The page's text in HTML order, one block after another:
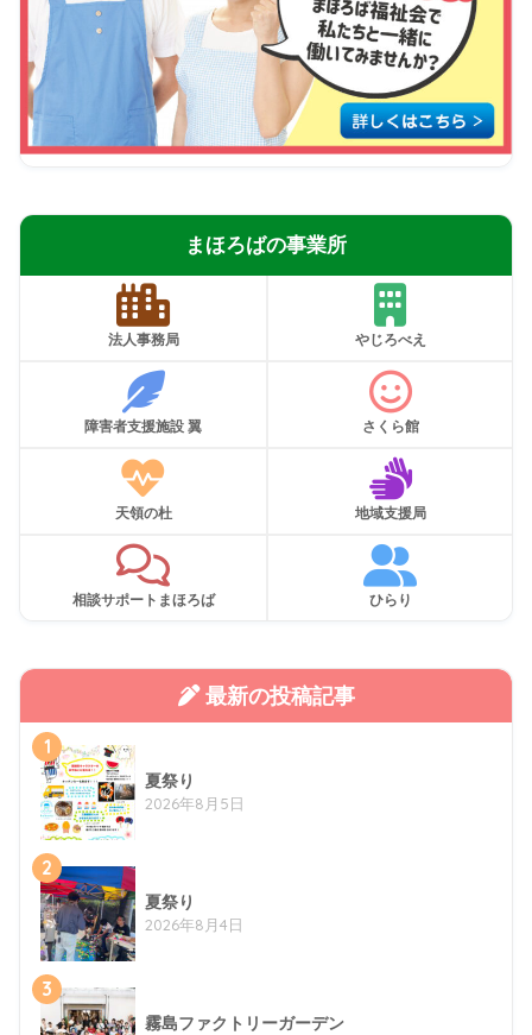
まほろばの事業所
法人事務局 やじろべえ
障害者支援施設 翼 さくら館
天領の杜 地域支援局
相談サポートまほろば ひらり
最新の投稿記事
1
夏祭り
2026年8月5日
2
夏祭り
2026年8月4日
3
霧島ファクトリーガーデン